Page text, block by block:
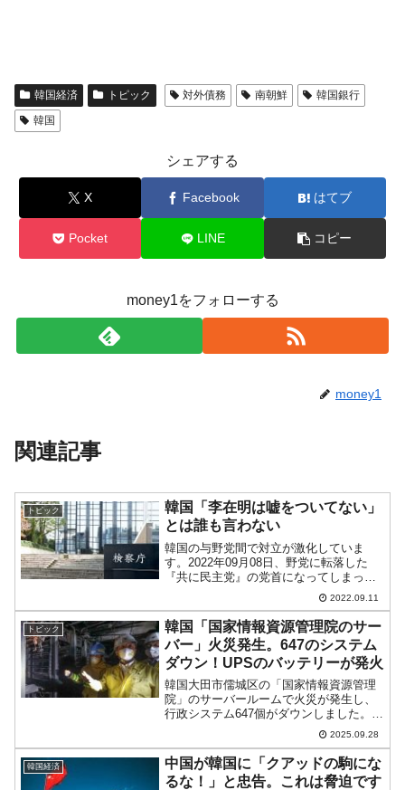
韓国経済 トピック 対外債務 南朝鮮
韓国銀行
韓国
シェアする
X Facebook はてブ
Pocket LINE コピー
money1をフォローする
money1
関連記事
トピック
韓国「李在明は嘘をついてない」
とは誰も言わない
韓国の与野党間で対立が激化していま
す。2022年09月08日、野党に転落した
『共に民主党』の党首になってしまった
李在明（イ・ジェミョン）国会議員が検
察に起訴されました。大統領選挙期間に
虚偽の事実を述べたという疑いで――で
す。疑いも何も、李在...
2022.09.11
トピック
韓国「国家情報資源管理院のサー
バー」火災発生。647のシステム
ダウン！UPSのバッテリーが発火
韓国大田市儒城区の「国家情報資源管理
院」のサーバールームで火災が発生し、
行政システム647個がダウンしました。こ
のうち火災の被害を直接受けたのは96
個。火事の影響がサーバーの温度などを
最適に管理するためのシステムに及ぶこ
とを懸念し、電源をシ...
2025.09.28
韓国経済
中国が韓国に「クアッドの駒にな
るな！」と忠告。これは脅迫です